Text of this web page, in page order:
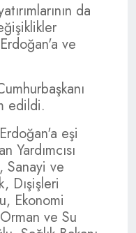
da
ve
edildi.
eşi
Yardımcısı
Sanayi ve
Dışişleri
Ekonomi
ve Su